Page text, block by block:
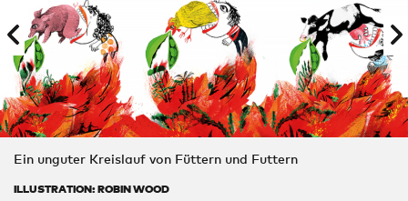
Ein unguter Kreislauf von Füttern und Futtern
ILLUSTRATION: ROBIN WOOD